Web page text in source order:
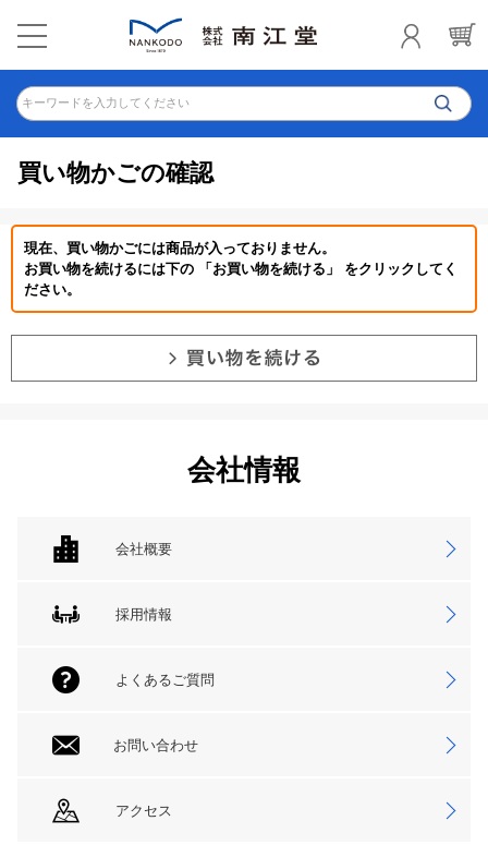
キーワードを入力してください
買い物かごの確認
現在、買い物かごには商品が入っておりません。
お買い物を続けるには下の 「お買い物を続ける」 をクリックしてく
ださい。
会社情報
会社概要
採用情報
よくあるご質問
お問い合わせ
アクセス